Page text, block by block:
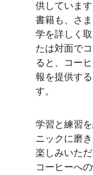
供していま
書籍も、さ
学を詳しく
たは対面で
ると、コー
報を提供す
す。
学習と練習
ニックに磨
楽しみいた
コーヒーへ